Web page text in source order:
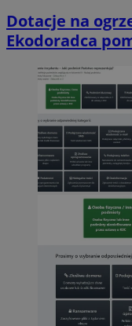
Dotacje na
Ekodoradca